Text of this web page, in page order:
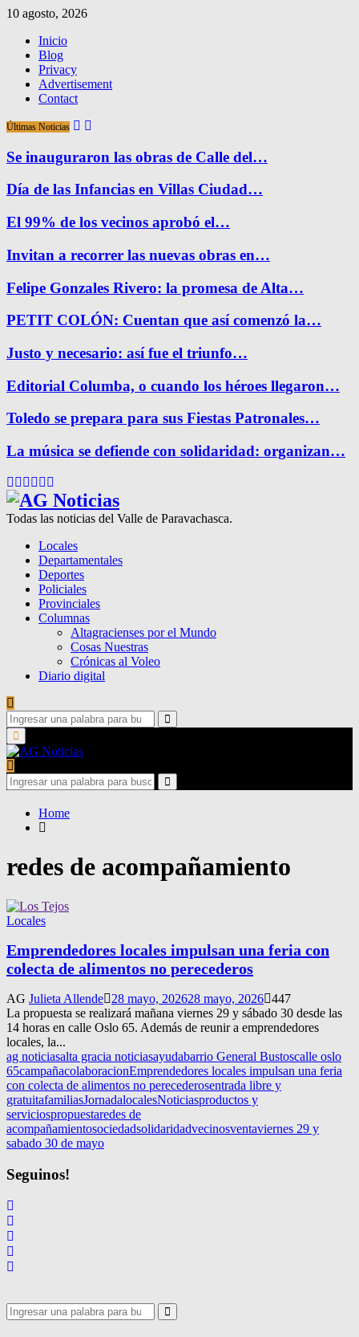
10 agosto, 2026
Inicio
Blog
Privacy
Advertisement
Contact
Últimas Noticias
Se inauguraron las obras de Calle del…
Día de las Infancias en Villas Ciudad…
El 99% de los vecinos aprobó el…
Invitan a recorrer las nuevas obras en…
Felipe Gonzales Rivero: la promesa de Alta…
PETIT COLÓN: Cuentan que así comenzó la…
Justo y necesario: así fue el triunfo…
Editorial Columba, o cuando los héroes llegaron…
Toledo se prepara para sus Fiestas Patronales…
La música se defiende con solidaridad: organizan…
Facebook
Twitter
Instagram
Pinterest
Google
Todas las noticias del Valle de Paravachasca.
Locales
Departamentales
Deportes
Policiales
Provinciales
Columnas
Altagracienses por el Mundo
Cosas Nuestras
Crónicas al Voleo
Diario digital
Search
for:
Search
Primary
Menu
Search
for:
Search
Home
redes de acompañamiento
Locales
Emprendedores locales impulsan una feria con
colecta de alimentos no perecederos
AG Julieta Allende 28 mayo, 202628 mayo, 2026 447
La propuesta se realizará mañana viernes 29 y sábado 30 desde las
14 horas en calle Oslo 65. Además de reunir a emprendedores
locales, la...
ag noticiasalta gracia noticiasayudabarrio General Bustoscalle oslo
65campañacolaboracionEmprendedores locales impulsan una feria
con colecta de alimentos no perecederosentrada libre y
gratuitafamiliasJornadalocalesNoticiasproductos y
serviciospropuestaredes de
acompañamientosociedadsolidaridadvecinosventaviernes 29 y
sabado 30 de mayo
Seguinos!
Search
for:
Search